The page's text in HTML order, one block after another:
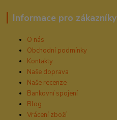
Informace pro zákazníky
O nás
Obchodní podmínky
Kontakty
Naše doprava
Naše recenze
Bankovní spojení
Blog
Vrácení zboží